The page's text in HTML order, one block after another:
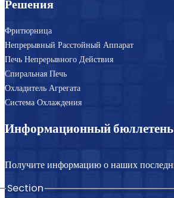
Решения
Фритюрница
Непрерывный Расстойный Аппарат
Печь Непрерывного Действия
Спиральная Печь
Охладитель Агрегата
Система Охлаждения
Информационный бюллетень
Получите информацию о наших
Section